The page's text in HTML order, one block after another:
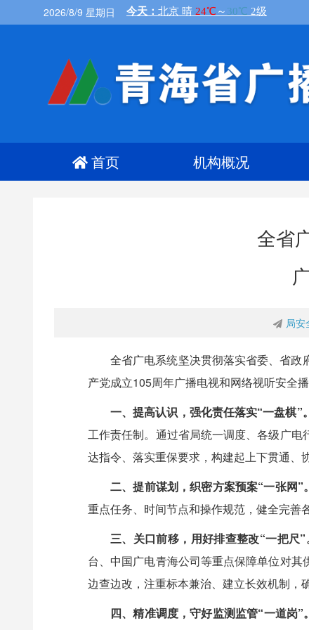
2026/8/9 星期日
首页 机构概况
全省
局安
全省广电系统坚决贯彻落实省委、省
产党成立105周年广播电视和网络视听安全播
一、提高认识，强化责任落实“一盘棋”。
工作责任制。通过省局统一调度、各级广
达指令、落实重保要求，构建起上下贯通、
二、提前谋划，织密方案预案“一张网”。
重点任务、时间节点和操作规范，健全完善
三、关口前移，用好排查整改“一把尺”
台、中国广电青海公司等重点保障单位对其
边查边改，注重标本兼治、建立长效机制，
四、精准调度，守好监测监管“一道岗”